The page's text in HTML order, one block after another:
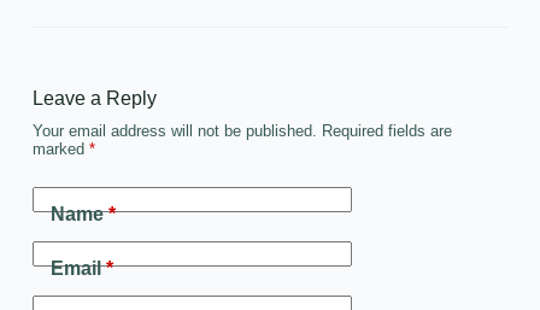
Leave a Reply
Your email address will not be published. Required fields are
marked *
Name*
Email*